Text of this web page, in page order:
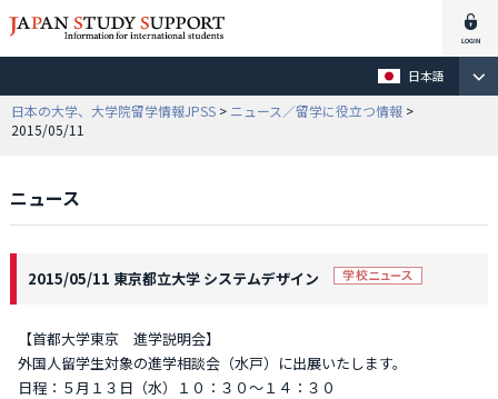
日本語
日本の大学、大学院留学情報JPSS > ニュース／留学に役立つ情報 >
2015/05/11
ニュース
2015/05/11 東京都立大学 システムデザイン
【首都大学東京 進学説明会】
外国人留学生対象の進学相談会（水戸）に出展いたします。
日程：５月１３日（水）１０：３０～１４：３０